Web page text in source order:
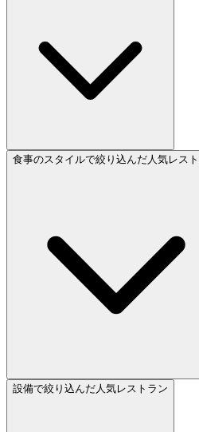
食事のスタイルで絞り込んだ人気レス
設備で絞り込んだ人気レストラン